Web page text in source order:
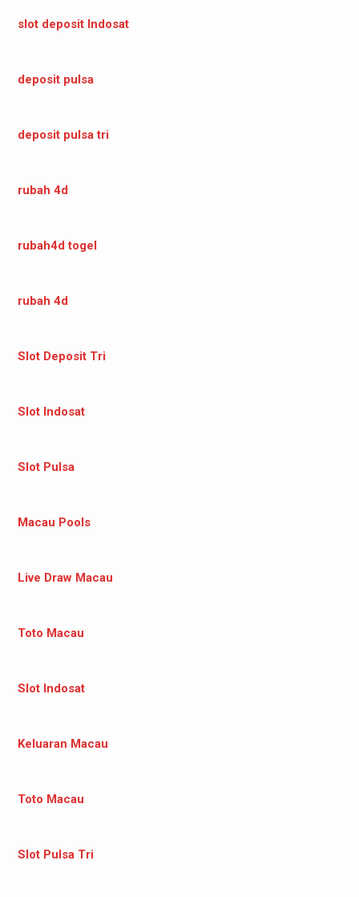
slot deposit Indosat
deposit pulsa
deposit pulsa tri
rubah 4d
rubah4d togel
rubah 4d
Slot Deposit Tri
Slot Indosat
Slot Pulsa
Macau Pools
Live Draw Macau
Toto Macau
Slot Indosat
Keluaran Macau
Toto Macau
Slot Pulsa Tri